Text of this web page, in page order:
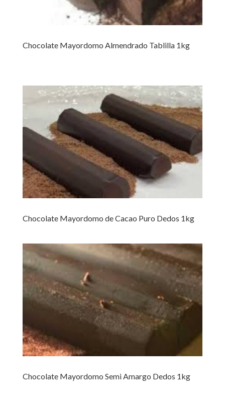
Chocolate Mayordomo Almendrado Tablilla 1kg
Chocolate Mayordomo de Cacao Puro Dedos 1kg
Chocolate Mayordomo Semi Amargo Dedos 1kg